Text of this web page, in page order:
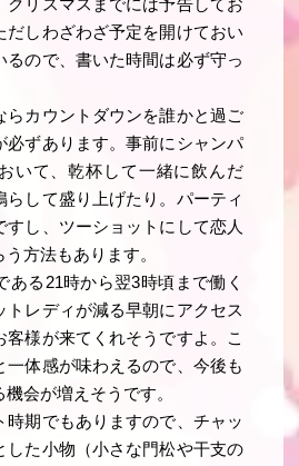
クリスマスまでには予告してお
だしわざわざ予定を開けておい
るので、書いた時間は必ず守っ
らカウントダウンを誰かと過ご
必ずあります。事前にシャンパ
いて、乾杯して一緒に飲んだ
らして盛り上げたり。パーティ
すし、ツーショットにして恋人
方法もあります。
ある21時から翌3時頃まで働く
トレディが減る早朝にアクセス
客様が来てくれそうですよ。こ
一体感が味わえるので、今後も
会が増えそうです。
時期でもありますので、チャッ
した小物（小さな門松や干支の